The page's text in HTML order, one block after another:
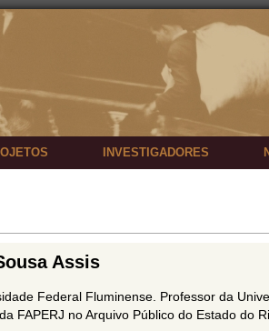
INVESTIGADORES
Assis
Federal Fluminense. Professor da
FAPERJ no Arquivo Público do Estado do